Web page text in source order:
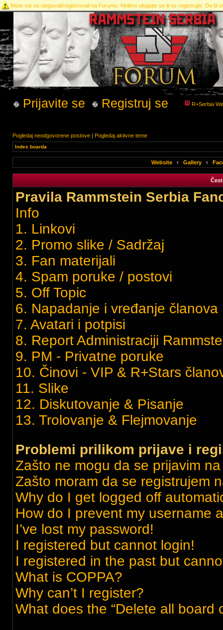
Niste ste se ulogovali/registrovali na Forumu. Molimo ulogujte se ili se registrujte. Da bi
Prijavite se Registruj se R+Serbia
Pogledaj neodgovorene postove | Pogledaj aktivne teme
Index boarda
Website ‹ Gallery ‹
Pravila Rammstein Serbia
Info
1. Linkovi
2. Promo slike / Sadržaj
3. Fan materijali
4. Spam poruke / postovi
5. Off Topic
6. Napadanje i vređanje
7. Avatari i potpisi
8. Report Administraciji
9. PM - Privatne poruke
10. Činovi - VIP & R+Stars
11. Slike
12. Diskutovanje & Pisanje
13. Trolovanje & Flejmovanje
Problemi prilikom prijave i
Zašto ne mogu da se prijavim
Zašto moram da se registrujem
Why do I get logged off
How do I prevent my username
I’ve lost my password!
I registered but cannot login!
I registered in the past but
What is COPPA?
Why can’t I register?
What does the “Delete all board